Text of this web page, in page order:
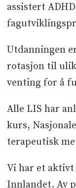
assistert
Utdanningen
rotasjon til
venting for å
Alle LIS har
kurs,
terapeutisk
Vi har et
Innlandet. Av